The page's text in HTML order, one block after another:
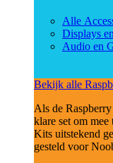
Alle
Displays
Audio en
Bekijk alle
Als de
klare set om
Kits uitstekend
gesteld voor